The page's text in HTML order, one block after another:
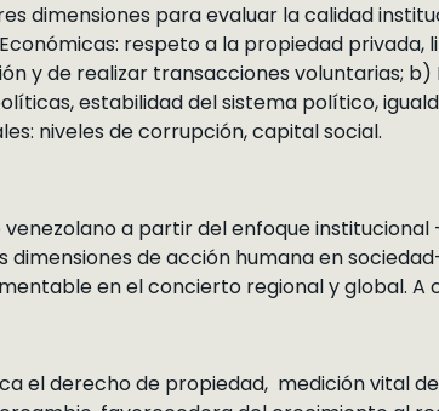
dimensiones para evaluar la calidad
Económicas: respeto a la propiedad
y de realizar transacciones voluntarias;
estabilidad del sistema político,
niveles de corrupción, capital social.
a partir del enfoque institucional
dimensiones de acción humana en
en el concierto regional y global. A
el derecho de propiedad, medición vital